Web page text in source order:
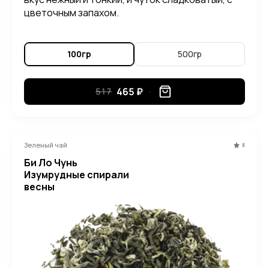
цветочным запахом.
100гр 500гр
517 465 ₽
Зеленый чай 5
Би Ло Чунь
Изумрудные спирали
весны